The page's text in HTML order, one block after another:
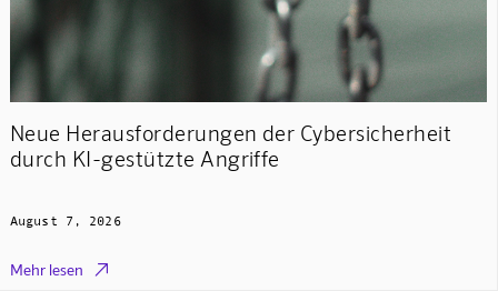
Neue Herausforderungen der Cybersicherheit
durch KI-gestützte Angriffe
August 7, 2026
Mehr lesen 